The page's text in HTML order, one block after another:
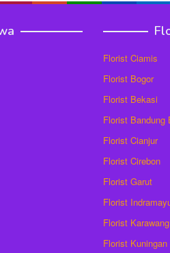
Florist Ciamis
Florist Bogor
Florist Bekasi
Florist Bandung
Florist Cianjur
Florist Cirebon
Florist Garut
Florist
Florist Karawang
Florist Kuningan